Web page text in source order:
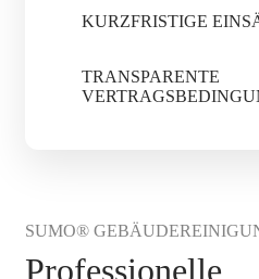
KURZFRISTIGE
TRANSPARENTE
SUMO®
Professionelle